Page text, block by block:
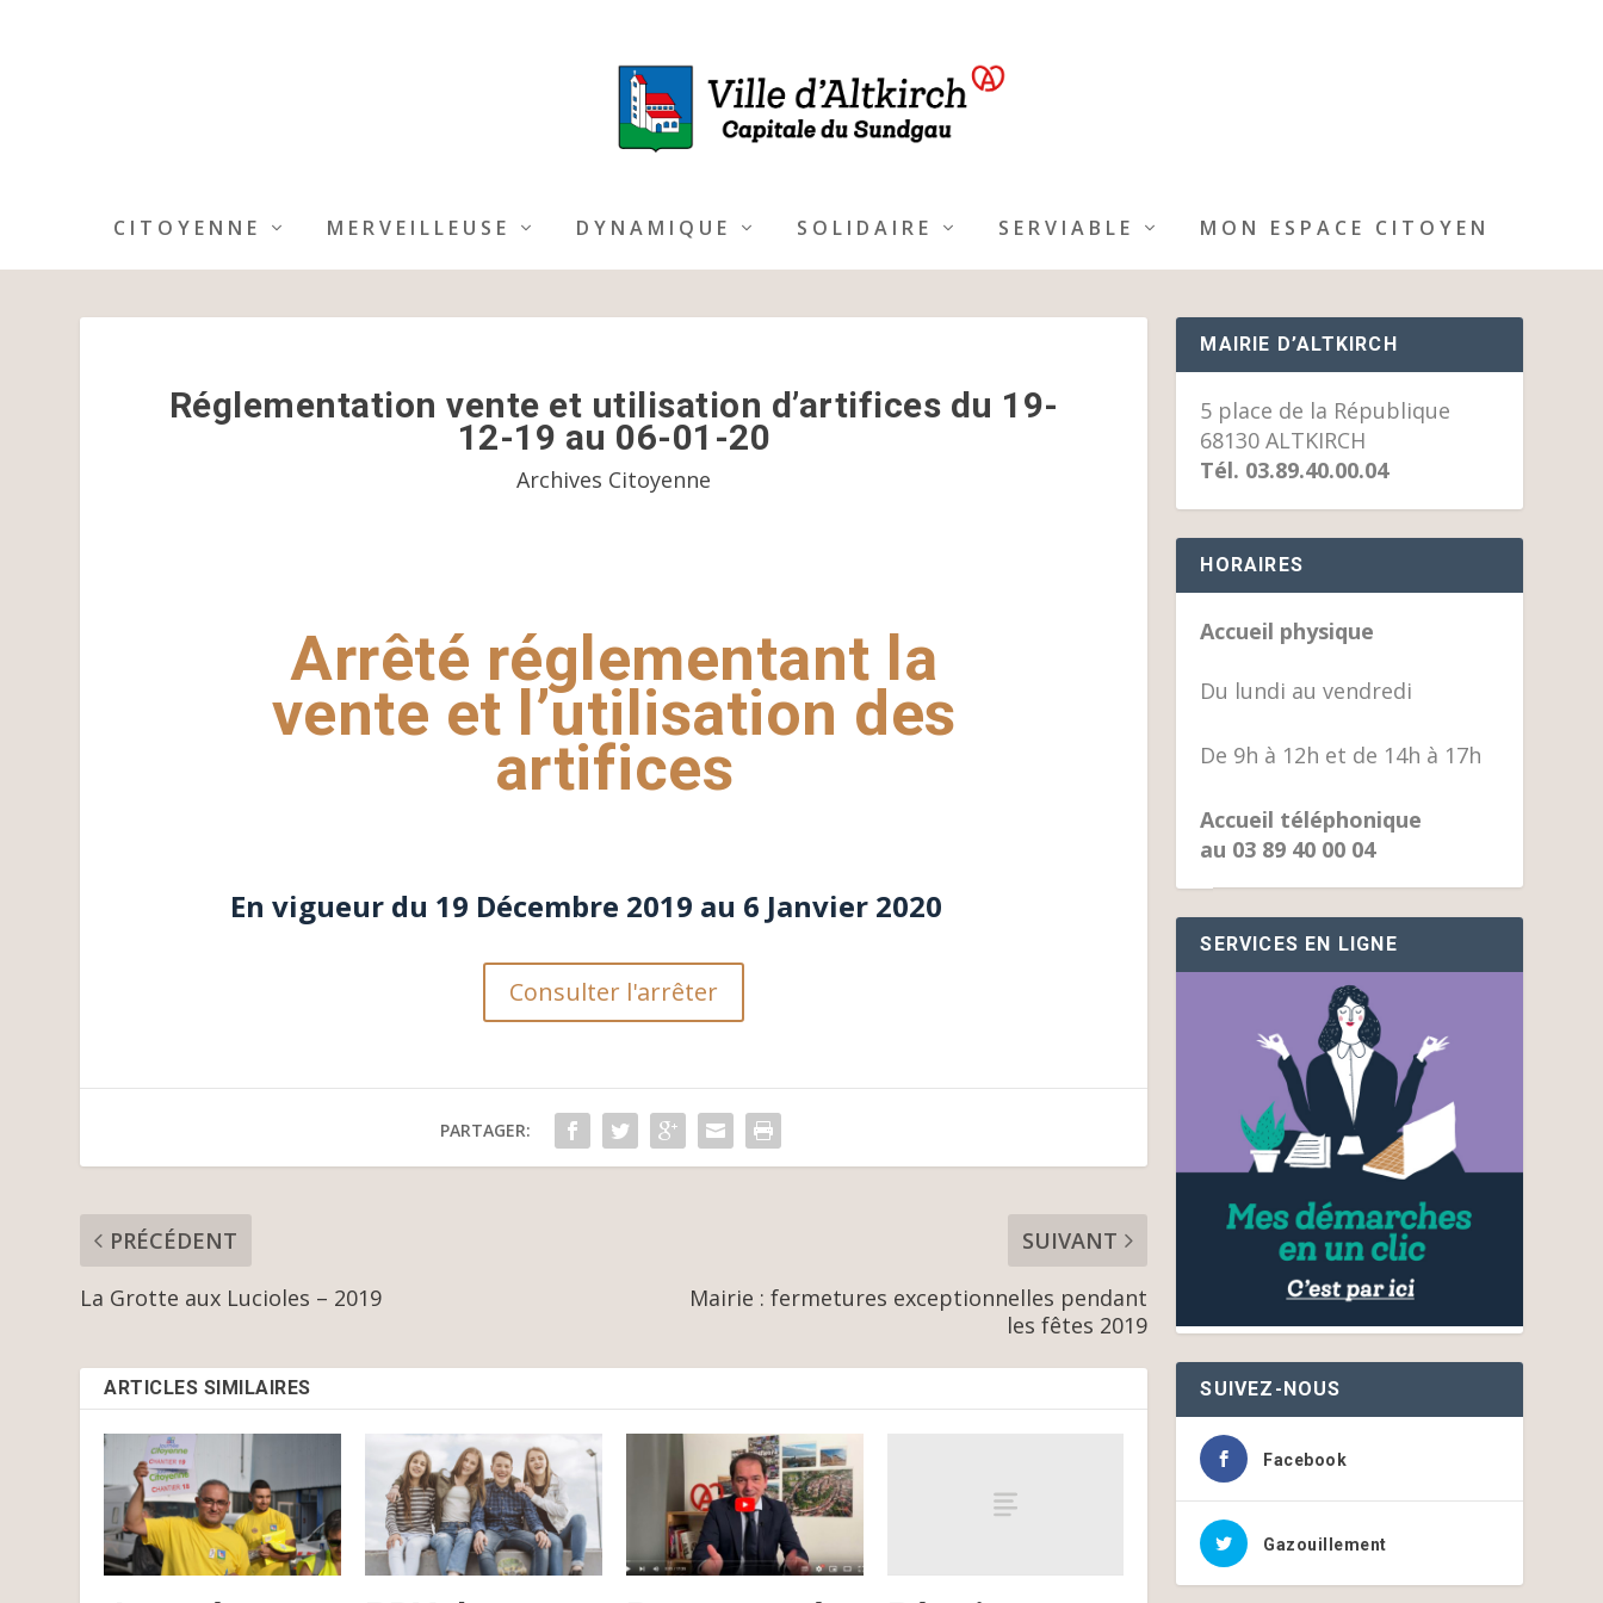
CITOYENNE MERVEILLEUSE DYNAMIQUE SOLIDAIRE SERVIABLE MON ESPACE CITOYEN
Réglementation vente et utilisation d’artifices du 19-
12-19 au 06-01-20
Archives Citoyenne
Arrêté réglementant la
vente et l’utilisation des
artifices
En vigueur du 19 Décembre 2019 au 6 Janvier 2020
Consulter l'arrêter
PARTAGER:
PRÉCÉDENT
La Grotte aux Lucioles – 2019
SUIVANT
Mairie : fermetures exceptionnelles pendant
les fêtes 2019
ARTICLES SIMILAIRES
MAIRIE D’ALTKIRCH
5 place de la République
68130 ALTKIRCH
Tél. 03.89.40.00.04
HORAIRES
Accueil physique
Du lundi au vendredi
De 9h à 12h et de 14h à 17h
Accueil téléphonique
au 03 89 40 00 04
SERVICES EN LIGNE
SUIVEZ-NOUS
Facebook
Gazouillement